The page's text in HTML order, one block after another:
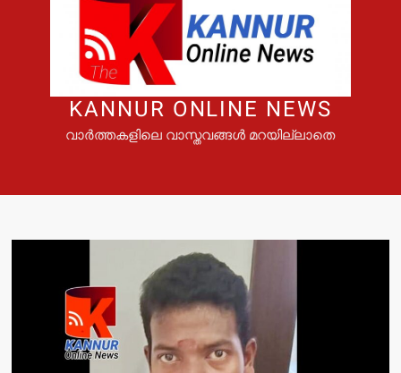
KANNUR ONLINE NEWS
വാർത്തകളിലെ വാസ്തവങ്ങൾ മറയില്ലാതെ